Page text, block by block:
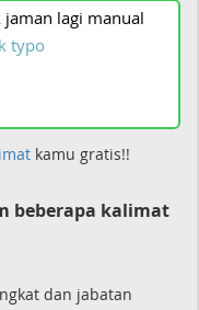
jaman lagi manual
typo
kamu gratis!!
beberapa kalimat
dan jabatan